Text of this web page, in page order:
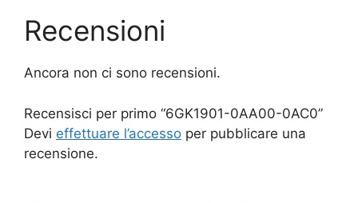
Recensioni
Ancora non ci sono recensioni.
Recensisci per primo “6GK1901-0AA00-0AC0”
Devi effettuare l’accesso per pubblicare una
recensione.